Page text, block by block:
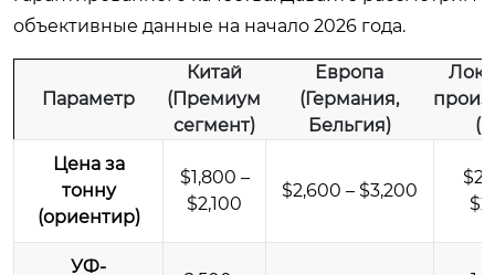
объективные данные на начало 2026 года.
Параметр
Китай
(Премиум
сегмент)
Европа
(Германия,
Бельгия)
Цена за
тонну
(ориентир)
$1,800 –
$2,100
$2,600 – $3,200
УФ-